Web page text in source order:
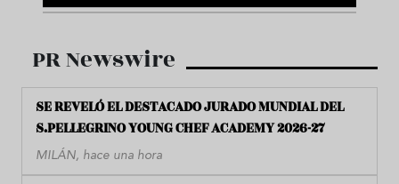
PR Newswire
SE REVELÓ EL DESTACADO JURADO MUNDIAL DEL
S.PELLEGRINO YOUNG CHEF ACADEMY 2026-27
MILÁN, hace una hora